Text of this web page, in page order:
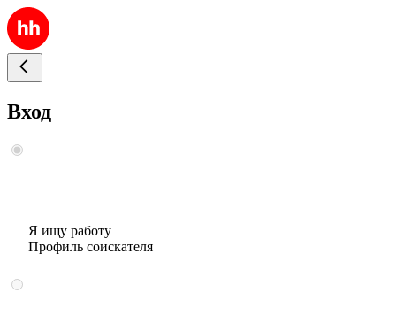
Вход
Я ищу работу
Профиль соискателя